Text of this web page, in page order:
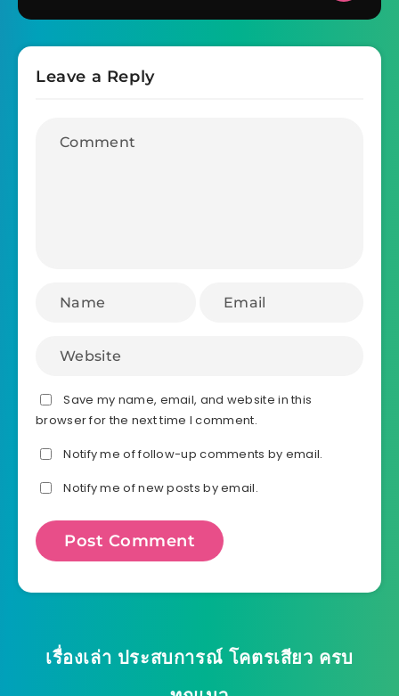
Leave a Reply
Save my name, email, and website in this
browser for the next time I comment.
Notify me of follow-up comments by email.
Notify me of new posts by email.
เรื่องเล่า ประสบการณ์ โคตรเสียว ครบ